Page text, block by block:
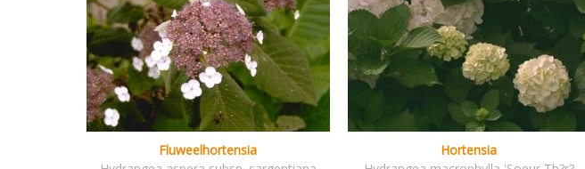
Fluweelhortensia
Hortensia